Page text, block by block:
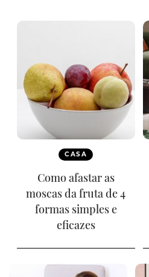
CASA
Como afastar as
moscas da fruta de 4
formas simples e
eficazes